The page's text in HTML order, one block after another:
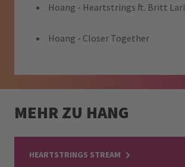
Hoang - Heartstrings ft. Britt Lari
Hoang - Closer Together
MEHR ZU HANG
HEARTSTRINGS STREAM